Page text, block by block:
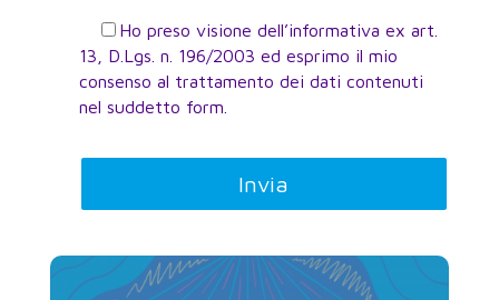
Ho preso visione dell’informativa ex art.
13, D.Lgs. n. 196/2003 ed esprimo il mio
consenso al trattamento dei dati contenuti
nel suddetto form.